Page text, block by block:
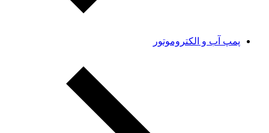
پمپ آب و الکتروموتور